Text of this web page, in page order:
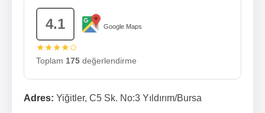
4.1 Google Maps
★★★★✩
Toplam 175 değerlendirme
Adres: Yiğitler, C5 Sk. No:3 Yıldırım/Bursa